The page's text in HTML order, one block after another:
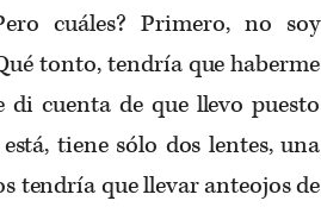
cuáles? Primero, no soy
tonto, tendría que haberme
cuenta de que llevo puesto
tiene sólo dos lentes, una
tendría que llevar anteojos de